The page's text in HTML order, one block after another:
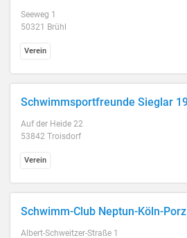
Seeweg 1
50321 Brühl
Verein
Schwimmsportfreunde Sieglar
Auf der Heide 22
53842 Troisdorf
Verein
Schwimm-Club Neptun-Köln-
Albert-Schweitzer-Straße 1